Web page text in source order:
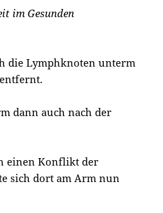
im Gesunden
die Lymphknoten unterm
dann auch nach der
einen Konflikt der
sich dort am Arm nun